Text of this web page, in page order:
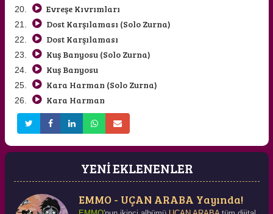
Evreşe Kıvrımları
Dost Karşılaması (Solo Zurna)
Dost Karşılaması
Kuş Banyosu (Solo Zurna)
Kuş Banyosu
Kara Harman (Solo Zurna)
Kara Harman
YENİ EKLENENLER
EMMO - UÇAN ARABA Yayında!